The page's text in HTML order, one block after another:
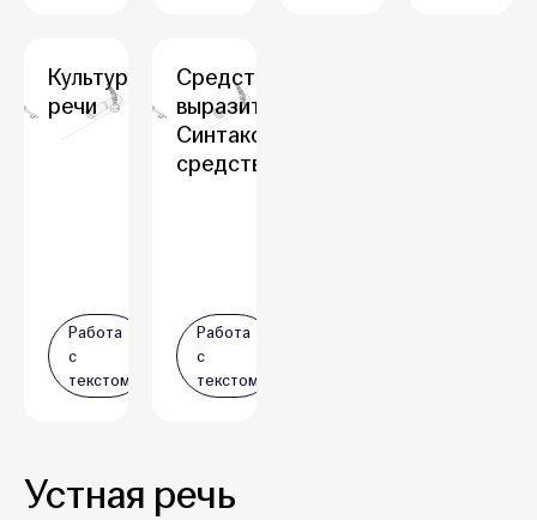
Культура
речи
Работа
с
текстом
Средства
выразительности.
Синтаксические
средства
Работа
с
текстом
Устная речь